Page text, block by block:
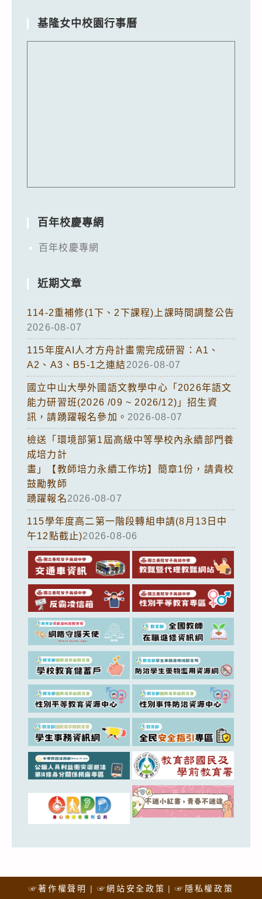
基隆女中校園行事曆
百年校慶專網
百年校慶專網
近期文章
114-2重補修(1下、2下課程)上課時間調整公告
2026-08-07
115年度AI人才方舟計畫需完成研習：A1、
A2、A3、B5-1之連結2026-08-07
國立中山大學外國語文教學中心「2026年語文
能力研習班(2026 /09 ~ 2026/12)」招生資
訊，請踴躍報名參加。 2026-08-07
檢送「環境部第1屆高級中等學校內永續部門養
成培力計
畫」【教師培力永續工作坊】簡章1份，請貴校
鼓勵教師
踴躍報名2026-08-07
115學年度高二第一階段轉組申請(8月13日中
午12點截止)2026-08-06
☞著作權聲明 ☞網站安全政策 ☞隱私權政策